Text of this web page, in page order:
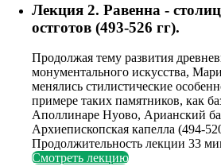
Лекция 2. Равенна -
остготов (493-526 гг).
Продолжая тему развития
монументального искусства,
менялись стилистические
примере таких памятников, как
Аполлинаре Нуово, Арианский
Архиепископская капелла (494-
Продолжительность лекции 33
Смотреть лекцию